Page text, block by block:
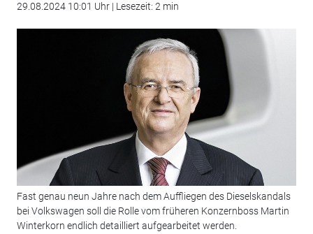
29.08.2024 10:01 Uhr | Lesezeit: 2 min
Fast genau neun Jahre nach dem Auffliegen des Dieselskandals
bei Volkswagen soll die Rolle vom früheren Konzernboss Martin
Winterkorn endlich detailliert aufgearbeitet werden.